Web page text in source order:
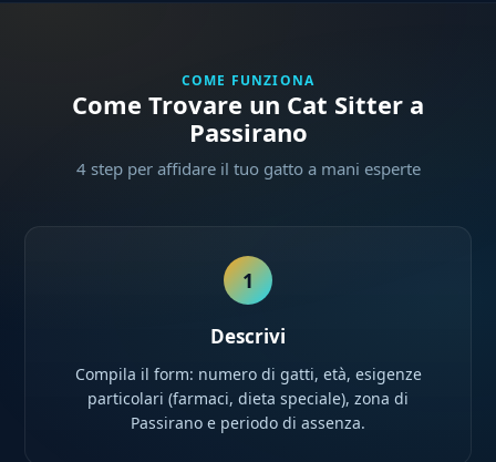
COME FUNZIONA
Come Trovare un Cat Sitter a
Passirano
4 step per affidare il tuo gatto a mani esperte
1
Descrivi
Compila il form: numero di gatti, età, esigenze
particolari (farmaci, dieta speciale), zona di
Passirano e periodo di assenza.